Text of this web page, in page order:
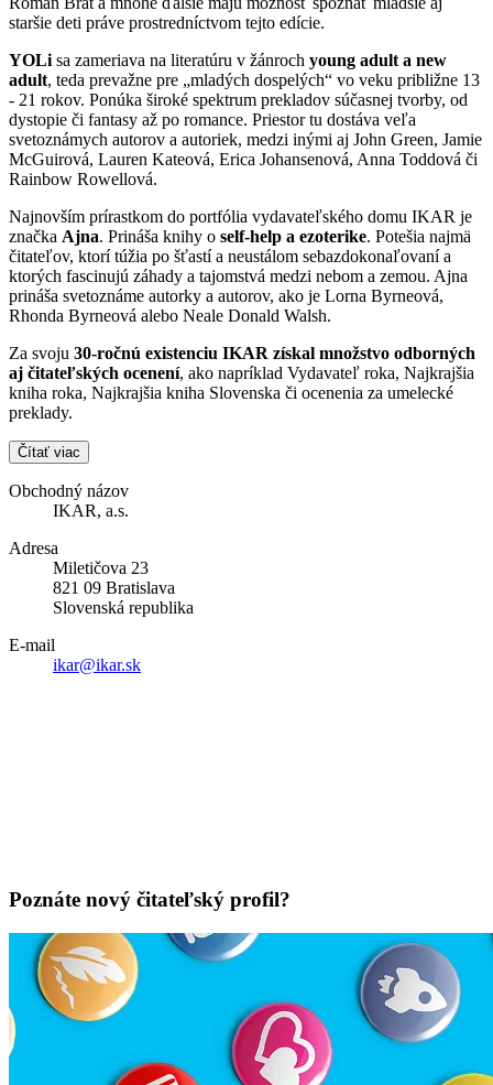
staršie deti práve prostredníctvom tejto edície.
YOLi sa zameriava na literatúru v žánroch young adult a new
adult, teda prevažne pre „mladých dospelých“ vo veku približne 13
- 21 rokov. Ponúka široké spektrum prekladov súčasnej tvorby, od
dystopie či fantasy až po romance. Priestor tu dostáva veľa
svetoznámych autorov a autoriek, medzi inými aj John Green, Jamie
McGuirová, Lauren Kateová, Erica Johansenová, Anna Toddová či
Rainbow Rowellová.
Najnovším prírastkom do portfólia vydavateľského domu IKAR je
značka Ajna. Prináša knihy o self-help a ezoterike. Potešia najmä
čitateľov, ktorí túžia po šťastí a neustálom sebazdokonaľovaní a
ktorých fascinujú záhady a tajomstvá medzi nebom a zemou. Ajna
prináša svetoznáme autorky a autorov, ako je Lorna Byrneová,
Rhonda Byrneová alebo Neale Donald Walsh.
Za svoju 30-ročnú existenciu IKAR získal množstvo odborných
aj čitateľských ocenení, ako napríklad Vydavateľ roka, Najkrajšia
kniha roka, Najkrajšia kniha Slovenska či ocenenia za umelecké
preklady.
Čítať viac
Obchodný názov
IKAR, a.s.
Adresa
Miletičova 23
821 09 Bratislava
Slovenská republika
E-mail
ikar@ikar.sk
Poznáte nový čitateľský profil?